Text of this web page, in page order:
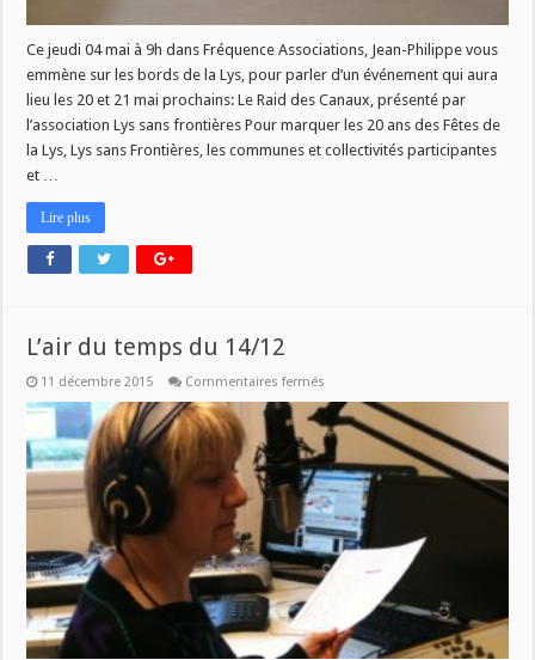
Ce jeudi 04 mai à 9h dans Fréquence Associations, Jean-Philippe vous
emmène sur les bords de la Lys, pour parler d’un événement qui aura
lieu les 20 et 21 mai prochains: Le Raid des Canaux, présenté par
l’association Lys sans frontières Pour marquer les 20 ans des Fêtes de
la Lys, Lys sans Frontières, les communes et collectivités participantes
et …
Lire plus
L’air du temps du 14/12
11 décembre 2015 Commentaires fermés
du
temps
du
14/12